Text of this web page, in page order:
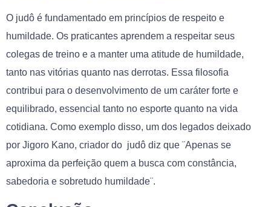
O judô é fundamentado em princípios de respeito e
humildade. Os praticantes aprendem a respeitar seus
colegas de treino e a manter uma atitude de humildade,
tanto nas vitórias quanto nas derrotas. Essa filosofia
contribui para o desenvolvimento de um caráter forte e
equilibrado, essencial tanto no esporte quanto na vida
cotidiana. Como exemplo disso, um dos legados deixado
por Jigoro Kano, criador do judô diz que ¨Apenas se
aproxima da perfeição quem a busca com constância,
sabedoria e sobretudo humildade¨.